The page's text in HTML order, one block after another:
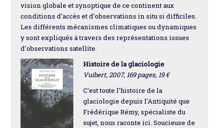
vision globale et synoptique de ce continent aux
conditions d’accès et d’observations in situ si difficiles.
Les différents mécanismes climatiques ou dynamiques
y sont expliqués à travers des représentations issues
d’observations satellite.
Histoire de la glaciologie
Vuibert, 2007, 169 pages, 19 €
C’est toute l’histoire de la
glaciologie depuis l’Antiquité que
Frédérique Rémy, spécialiste du
sujet, nous raconte ici. Soucieuse de